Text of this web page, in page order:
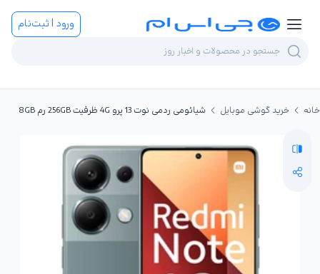
ورود | ثبت‌نام
خانه خرید گوشی موبایل شیائومی ردمی نوت 13 پرو 4G ظرفیت 256GB رم 8GB